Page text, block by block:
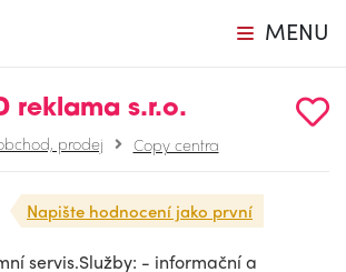
MENU
reklama s.r.o.
prodej Copy centra
Napište hodnocení jako první
servis.Služby: - informační a